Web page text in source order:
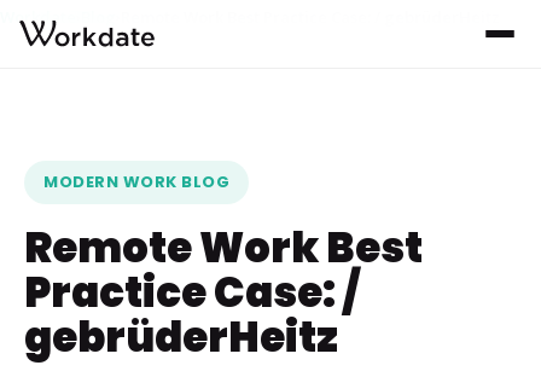
Workdate
MODERN WORK BLOG
Remote Work Best
Practice Case: /
gebrüderHeitz